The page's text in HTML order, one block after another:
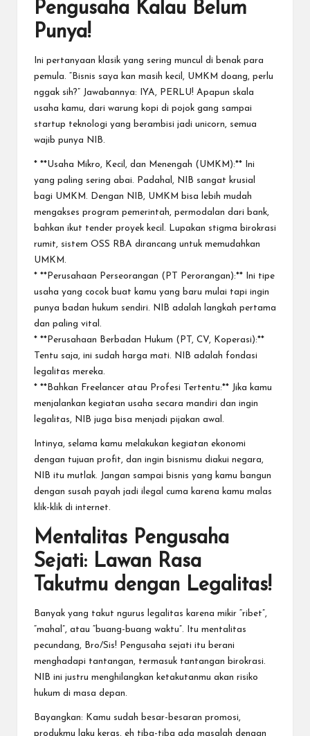
Pengusaha Kalau Belum
Punya!
Ini pertanyaan klasik yang sering muncul di benak para
pemula. “Bisnis saya kan masih kecil, UMKM doang, perlu
nggak sih?” Jawabannya: IYA, PERLU! Apapun skala
usaha kamu, dari warung kopi di pojok gang sampai
startup teknologi yang berambisi jadi unicorn, semua
wajib punya NIB.
* **Usaha Mikro, Kecil, dan Menengah (UMKM):** Ini
yang paling sering abai. Padahal, NIB sangat krusial
bagi UMKM. Dengan NIB, UMKM bisa lebih mudah
mengakses program pemerintah, permodalan dari bank,
bahkan ikut tender proyek kecil. Lupakan stigma birokrasi
rumit, sistem OSS RBA dirancang untuk memudahkan
UMKM.
* **Perusahaan Perseorangan (PT Perorangan):** Ini tipe
usaha yang cocok buat kamu yang baru mulai tapi ingin
punya badan hukum sendiri. NIB adalah langkah pertama
dan paling vital.
* **Perusahaan Berbadan Hukum (PT, CV, Koperasi):**
Tentu saja, ini sudah harga mati. NIB adalah fondasi
legalitas mereka.
* **Bahkan Freelancer atau Profesi Tertentu:** Jika kamu
menjalankan kegiatan usaha secara mandiri dan ingin
legalitas, NIB juga bisa menjadi pijakan awal.
Intinya, selama kamu melakukan kegiatan ekonomi
dengan tujuan profit, dan ingin bisnismu diakui negara,
NIB itu mutlak. Jangan sampai bisnis yang kamu bangun
dengan susah payah jadi ilegal cuma karena kamu malas
klik-klik di internet.
Mentalitas Pengusaha
Sejati: Lawan Rasa
Takutmu dengan Legalitas!
Banyak yang takut ngurus legalitas karena mikir “ribet”,
“mahal”, atau “buang-buang waktu”. Itu mentalitas
pecundang, Bro/Sis! Pengusaha sejati itu berani
menghadapi tantangan, termasuk tantangan birokrasi.
NIB ini justru menghilangkan ketakutanmu akan risiko
hukum di masa depan.
Bayangkan: Kamu sudah besar-besaran promosi,
produkmu laku keras, eh tiba-tiba ada masalah dengan